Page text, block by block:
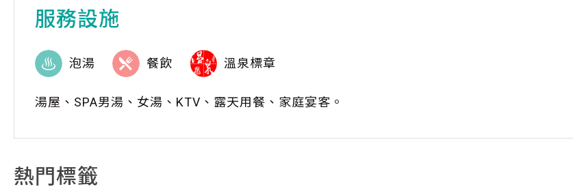
服務設施
泡湯 餐飲 溫泉標章
湯屋、SPA男湯、女湯、KTV、露天用餐、家庭宴客。
熱門標籤